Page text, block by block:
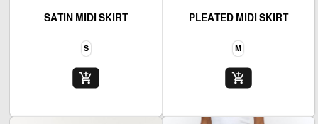
PLEATED MIDI SKIRT
M
add_shopping_cart
SATIN MIDI SKIRT
S
add_shopping_cart